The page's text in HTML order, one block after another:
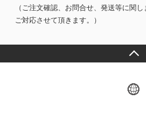
（ご注文確認、お問合せ、発送等に関
ご対応させて頂きます。）